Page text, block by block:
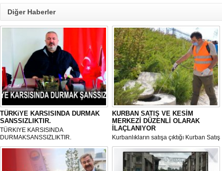
Diğer Haberler
TÜRKiYE KARSISINDA DURMAK
SANSSIZLIKTIR.
TÜRKIYE KARSISINDA
DURMAKSANSSIZLIKTIR.
KURBAN SATIŞ VE KESİM
MERKEZİ DÜZENLİ OLARAK
İLAÇLANIYOR
Kurbanlıkların satışa çıktığı Kurban Satış
ve Kesim Merkezi, haşere ve
mikropların önüne geçilmesi amacıyla
her gün Gölbaşı Belediyesi ekipleri
tarafından düzenli olarak ilaçlanıyor.